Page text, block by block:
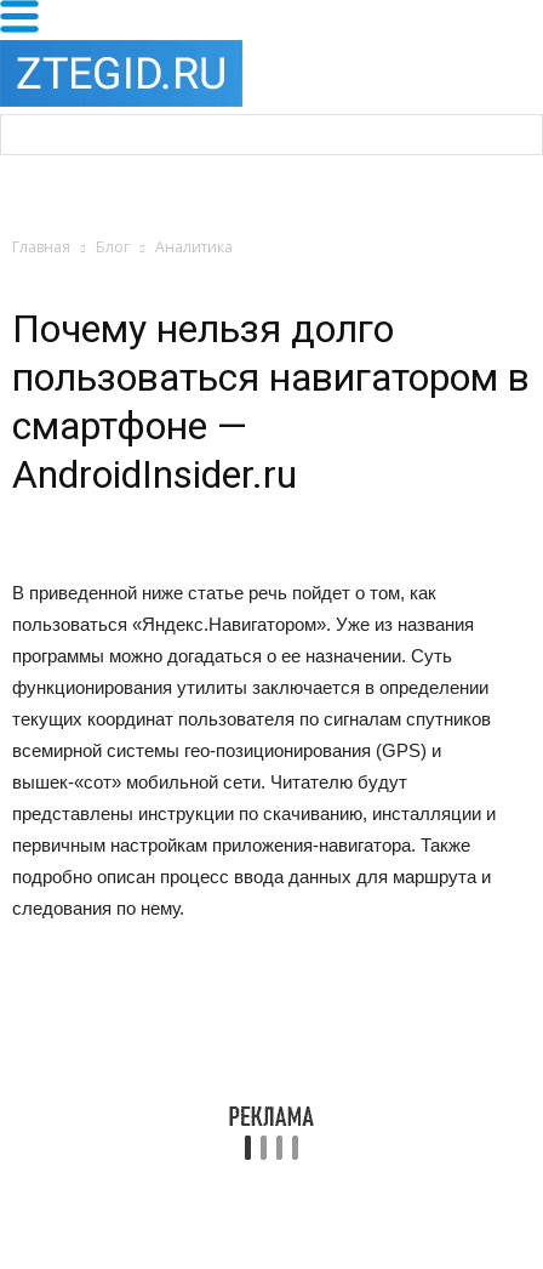
Главная Блог Аналитика
Почему нельзя долго
пользоваться навигатором в
смартфоне —
AndroidInsider.ru
В приведенной ниже статье речь пойдет о том, как
пользоваться «Яндекс.Навигатором». Уже из названия
программы можно догадаться о ее назначении. Суть
функционирования утилиты заключается в определении
текущих координат пользователя по сигналам спутников
всемирной системы гео-позиционирования (GPS) и
вышек-«сот» мобильной сети. Читателю будут
представлены инструкции по скачиванию, инсталляции и
первичным настройкам приложения-навигатора. Также
подробно описан процесс ввода данных для маршрута и
следования по нему.